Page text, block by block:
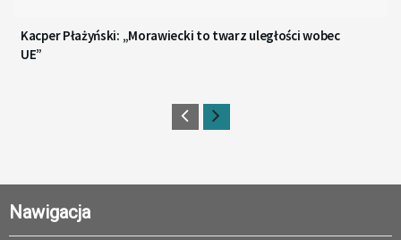
Kacper Płażyński: „Morawiecki to twarz uległości wobec
UE”
Nawigacja